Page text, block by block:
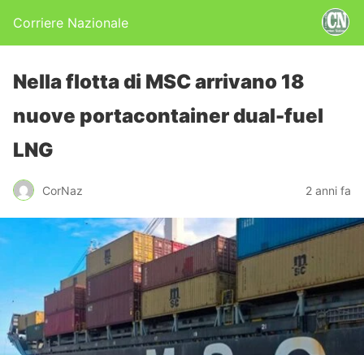
Corriere Nazionale
Nella flotta di MSC arrivano 18
nuove portacontainer dual-fuel
LNG
CorNaz 2 anni fa